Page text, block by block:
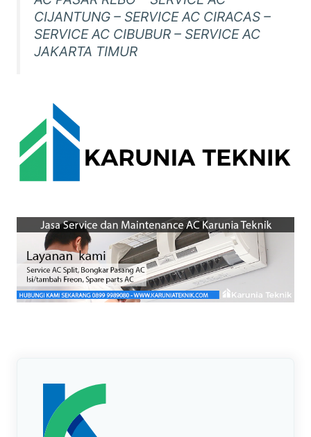
CIJANTUNG – SERVICE AC CIRACAS –
SERVICE AC CIBUBUR – SERVICE AC
JAKARTA TIMUR